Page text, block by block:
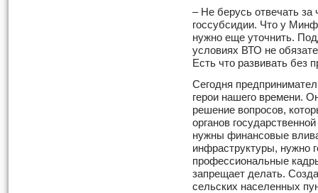
– Не берусь отвечать
госсубсидии. Что у
нужно еще уточнить.
условиях ВТО не
Есть что развивать без
Сегодня
герои нашего времени.
решение вопросов,
органов
нужны финансовые
инфраструктуры, нужно
профессиональные
запрещает делать.
сельских населенных